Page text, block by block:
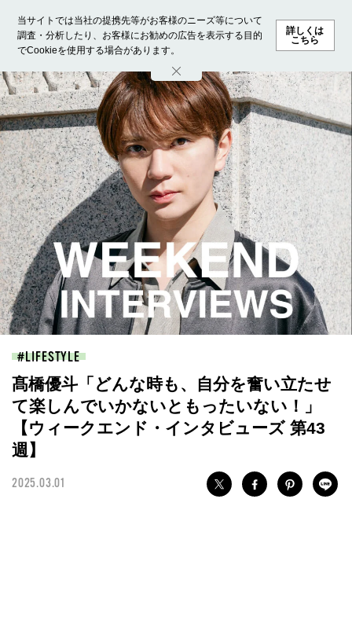
当サイトでは当社の提携先等がお客様のニーズ等について
調査・分析したり、お客様にお勧めの広告を表示する目的
でCookieを使用する場合があります。
詳しくは
こちら
ホーム モデル募集 ランキング ファッション ビューテ
LIFESTYLE
髙橋優斗「どんな時も、自分を奮い立たせ
て楽しんでいかないともったいない！」
【ウィークエンド・インタビューズ 第43
週】
2025.03.01